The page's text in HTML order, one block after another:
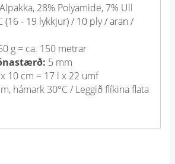
28% Polyamide, 7% Ull
(16 - 19 lykkjur) / 10 ply / aran /
g = ca. 150 metrar
5 mm
10 cm = 17 l x 22 umf
hámark 30°C / Leggið flíkina flata